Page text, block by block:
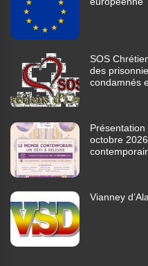
SOS
des
condamnés
Présentation
octobre
Vianney